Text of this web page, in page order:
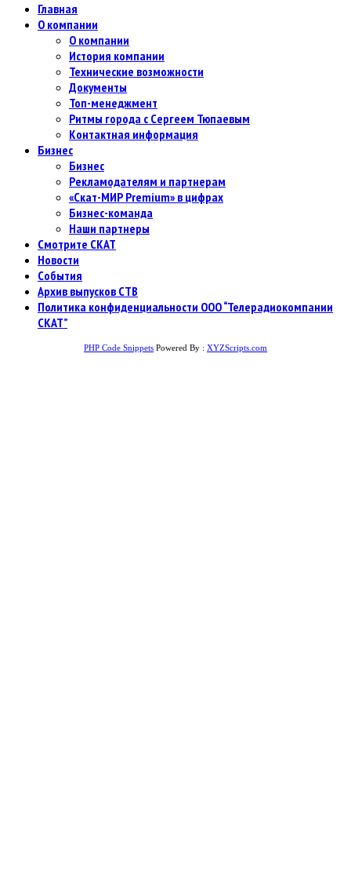
Главная
О компании
О компании
История компании
Технические возможности
Документы
Топ-менеджмент
Ритмы города с Сергеем Тюпаевым
Контактная информация
Бизнес
Бизнес
Рекламодателям и партнерам
«Скат-МИР Premium» в цифрах
Бизнес-команда
Наши партнеры
Смотрите СКАТ
Новости
События
Архив выпусков СТВ
Политика конфиденциальности ООО “Телерадиокомпании
СКАТ”
PHP Code Snippets Powered By : XYZScripts.com